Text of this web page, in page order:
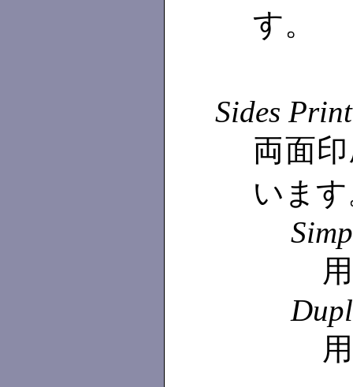
す。
Sides
両面
いま